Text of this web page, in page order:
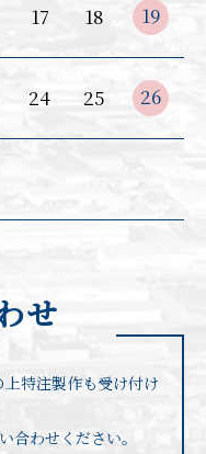
17 18 19
24 25 26
せ
特注製作も受け付け
合わせください。